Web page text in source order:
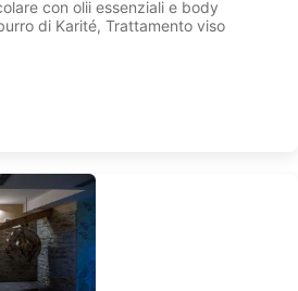
con olii essenziali e body
di Karité, Trattamento viso